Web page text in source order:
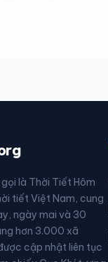
là Thời Tiết Hôm
tiết Việt Nam, cung
ngày mai và 30
hơn 3.000 xã
cập nhật liên tục